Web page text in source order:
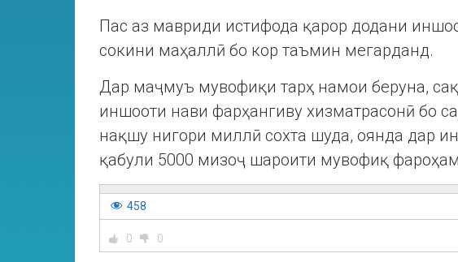
Пас аз мавриди истифода қарор додани
сокини маҳаллӣ бо кор таъмин мегарданд.
Дар маҷмуъ мувофиқи тарҳ намои беруна,
иншооти нави фарҳангиву хизматрасонӣ бо
нақшу нигори миллӣ сохта шуда, оянда дар
қабули 5000 мизоҷ шароити мувофиқ
458
0 0